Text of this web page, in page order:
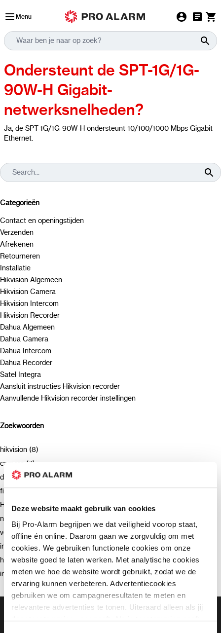
Deze website maakt gebruik van cookies
Bij Pro-Alarm begrijpen we dat veiligheid voorop staat,
offline én online. Daarom gaan we zorgvuldig om met
cookies. We gebruiken functionele cookies om onze
website goed te laten werken. Met analytische cookies
meten we hoe de website wordt gebruikt, zodat we de
ervaring kunnen verbeteren. Advertentiecookies
gebruiken we om campagneresultaten te meten en
relevantere advertenties te tonen. Uiteraard alleen als jij
daar toestemming voor geeft. Als je toestemming geeft,
Menu
Ondersteunt de SPT-1G/1G-
90W-H Gigabit-
netwerksnelheden?
Ja, de SPT-1G/1G-90W-H ondersteunt 10/100/1000 Mbps Gigabit
Ethernet.
Categorieën
Contact en openingstijden
Verzenden
Afrekenen
Retourneren
Installatie
Hikvision Algemeen
Hikvision Camera
Hikvision Intercom
Hikvision Recorder
Dahua Algemeen
Dahua Camera
Dahua Intercom
Dahua Recorder
Satel Integra
Aansluit instructies Hikvision recorder
Aanvullende Hikvision recorder instellingen
Zoekwoorden
hikvision (8)
camera (7)
deurbel (4)
firmware (3)
Hikvision (3)
netwerkrecorder (2)
verzending (2)
intercom (2)
hik-connect (2)
installatie (2)
Gratis bezorging vanaf €99,-
Gratis retourneren binnen 90 dagen*